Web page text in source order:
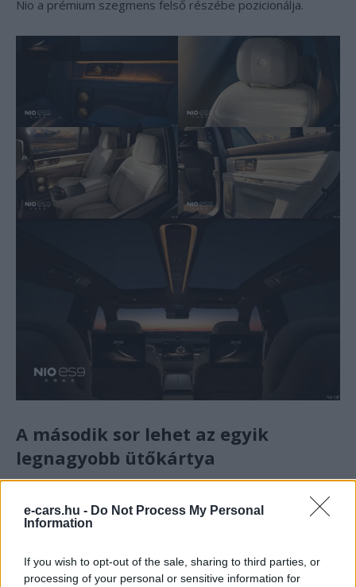
e-cars.hu - Do Not Process My Personal
Information
If you wish to opt-out of the sale, sharing to third parties, or
processing of your personal or sensitive information for
Nio a prémium szegmens felső részébe pozicionálja.
A második sor lehet az egyik
legnagyobb ütőkártya
kizárólaghatüléses kivitelben érkezik. Ez a kialakítás
férőhely helyett, ami jól illeszkedik egy csúcs-SUV
karakteréhez. A második sorban